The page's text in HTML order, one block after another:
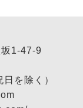
1-47-9
を除く）